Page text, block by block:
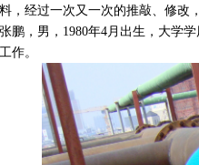
，经过一次又一次的推敲、修改
，男， 1980年4月出生，大学
作。